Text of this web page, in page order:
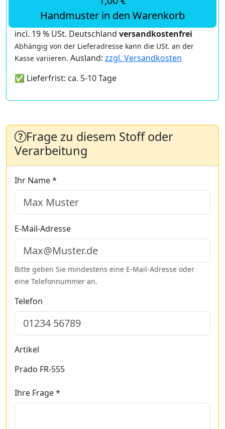
Handmuster in den Warenkorb
incl. 19 % USt. Deutschland versandkostenfrei
Abhängig von der Lieferadresse kann die USt. an der
Kasse variieren. Ausland: zzgl. Versandkosten
✅ Lieferfrist: ca. 5-10 Tage
Frage zu diesem Stoff oder
Verarbeitung
Ihr Name *
E-Mail-Adresse
Bitte geben Sie mindestens eine E-Mail-Adresse oder
eine Telefonnummer an.
Telefon
Artikel
Prado FR-555
Ihre Frage *